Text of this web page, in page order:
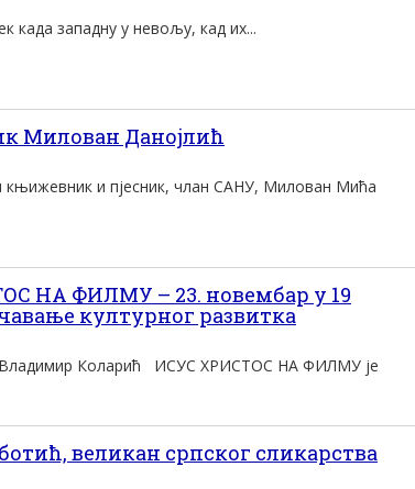
када западну у невољу, кад их...
Милован Данојлић
књижевник и пјесник, члан САНУ, Милован Мића
НА ФИЛМУ – 23. новембар у 19
културног развитка
Владимир Коларић ИСУС ХРИСТОС НА ФИЛМУ је
великан српског сликарства